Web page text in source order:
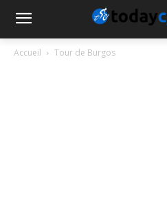
Accueil Tour de Burgos